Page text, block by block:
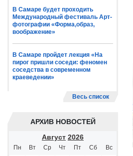
В Самаре будет проходить
Международный фестиваль Арт-
фотографии «Форма,образ,
воображение»
В Самаре пройдет лекция «На
пирог пришли соседи: феномен
соседства в современном
краеведении»
Весь список
АРХИВ НОВОСТЕЙ
Август 2026
Пн Вт Ср Чт Пт Сб
Вс